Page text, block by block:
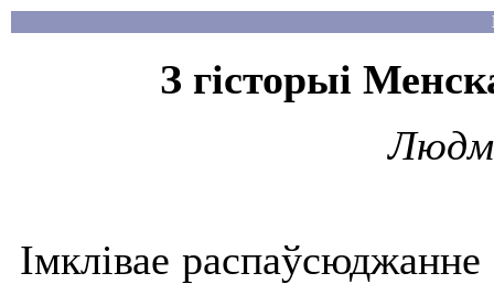
З гісторыі
Імклівае